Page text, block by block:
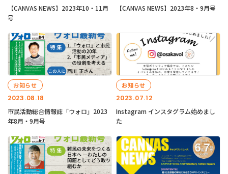
【CANVAS NEWS】2023年10・11月
号
【CANVAS NEWS】2023年8・9月号
2023.08.18
お知らせ
市民活動総合情報誌「ウォロ」2023
年8月・9月号
2023.07.12
お知らせ
Instagram インスタグラム始めまし
た